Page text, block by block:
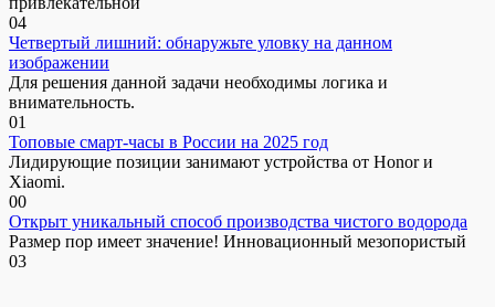
04
Четвертый лишний: обнаружьте уловку на данном
изображении
Для решения данной задачи необходимы логика и
внимательность.
01
Топовые смарт-часы в России на 2025 год
Лидирующие позиции занимают устройства от Honor и
Xiaomi.
00
Открыт уникальный способ производства чистого водорода
Размер пор имеет значение! Инновационный мезопористый
03